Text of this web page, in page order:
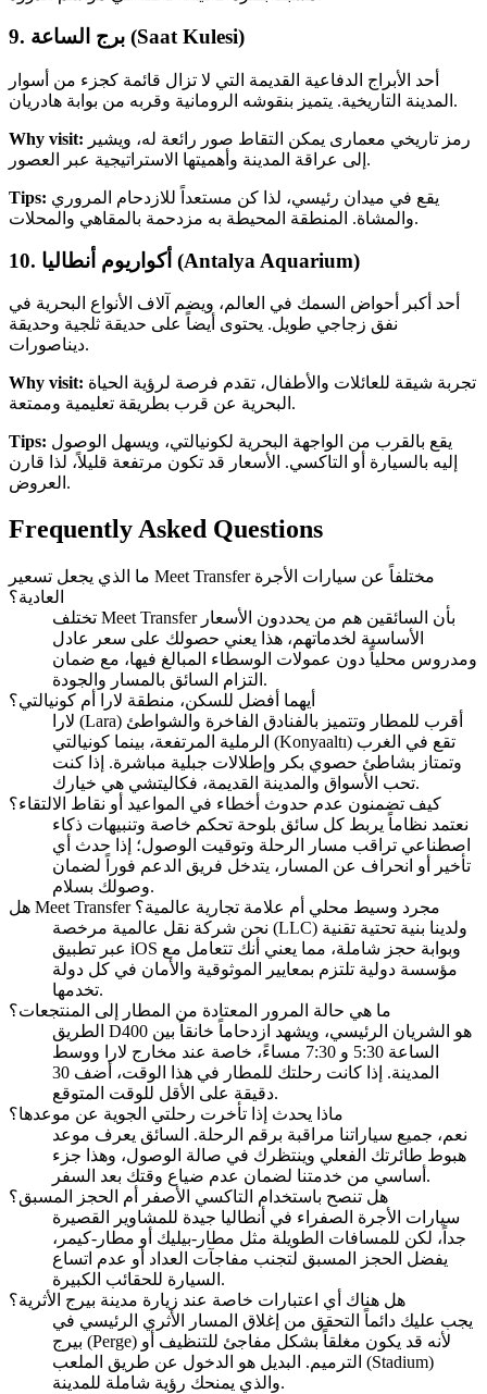
9. برج الساعة (Saat Kulesi)
أحد الأبراج الدفاعية القديمة التي لا تزال قائمة كجزء من أسوار
المدينة التاريخية. يتميز بنقوشه الرومانية وقربه من بوابة هادريان.
Why visit:
إلى عراقة المدينة وأهميتها الاستراتيجية عبر العصور.
Tips:
والمشاة. المنطقة المحيطة به مزدحمة بالمقاهي والمحلات.
10. أكواريوم أنطاليا (Antalya Aquarium)
أحد أكبر أحواض السمك في العالم، ويضم آلاف الأنواع البحرية في
نفق زجاجي طويل. يحتوى أيضاً على حديقة ثلجية وحديقة
ديناصورات.
Why visit:
البحرية عن قرب بطريقة تعليمية وممتعة.
Tips:
إليه بالسيارة أو التاكسي. الأسعار قد تكون مرتفعة قليلاً، لذا قارن
العروض.
Frequently Asked Questions
ما الذي يجعل تسعير Meet Transfer مختلفاً عن سيارات الأجرة
العادية؟
تختلف Meet Transfer بأن السائقين هم من يحددون الأسعار
الأساسية لخدماتهم، هذا يعني حصولك على سعر عادل
ومدروس محلياً دون عمولات الوسطاء المبالغ فيها، مع ضمان
التزام السائق بالمسار والجودة.
أيهما أفضل للسكن، منطقة لارا أم كونيالتي؟
لارا (Lara) أقرب للمطار وتتميز بالفنادق الفاخرة والشواطئ
الرملية المرتفعة، بينما كونيالتي (Konyaaltı) تقع في الغرب
وتمتاز بشاطئ حصوي بكر وإطلالات جبلية مباشرة. إذا كنت
تحب الأسواق والمدينة القديمة، فكاليتشي هي خيارك.
كيف تضمنون عدم حدوث أخطاء في المواعيد أو نقاط الالتقاء؟
نعتمد نظاماً يربط كل سائق بلوحة تحكم خاصة وتنبيهات ذكاء
اصطناعي تراقب مسار الرحلة وتوقيت الوصول؛ إذا حدث أي
تأخير أو انحراف عن المسار، يتدخل فريق الدعم فوراً لضمان
وصولك بسلام.
هل Meet Transfer مجرد وسيط محلي أم علامة تجارية عالمية؟
نحن شركة نقل عالمية مرخصة (LLC) ولدينا بنية تحتية تقنية
عبر تطبيق iOS وبوابة حجز شاملة، مما يعني أنك تتعامل مع
مؤسسة دولية تلتزم بمعايير الموثوقية والأمان في كل دولة
تخدمها.
ما هي حالة المرور المعتادة من المطار إلى المنتجعات؟
الطريق D400 هو الشريان الرئيسي، ويشهد ازدحاماً خانقاً بين
الساعة 5:30 و 7:30 مساءً، خاصة عند مخارج لارا ووسط
المدينة. إذا كانت رحلتك للمطار في هذا الوقت، أضف 30
دقيقة على الأقل للوقت المتوقع.
ماذا يحدث إذا تأخرت رحلتي الجوية عن موعدها؟
نعم، جميع سياراتنا مراقبة برقم الرحلة. السائق يعرف موعد
هبوط طائرتك الفعلي وينتظرك في صالة الوصول، وهذا جزء
أساسي من خدمتنا لضمان عدم ضياع وقتك بعد السفر.
هل تنصح باستخدام التاكسي الأصفر أم الحجز المسبق؟
سيارات الأجرة الصفراء في أنطاليا جيدة للمشاوير القصيرة
جداً، لكن للمسافات الطويلة مثل مطار-بيليك أو مطار-كيمر،
يفضل الحجز المسبق لتجنب مفاجآت العداد أو عدم اتساع
السيارة للحقائب الكبيرة.
هل هناك أي اعتبارات خاصة عند زيارة مدينة بيرج الأثرية؟
يجب عليك دائماً التحقق من إغلاق المسار الأثري الرئيسي في
بيرج (Perge) لأنه قد يكون مغلقاً بشكل مفاجئ للتنظيف أو
الترميم. البديل هو الدخول عن طريق الملعب (Stadium)
والذي يمنحك رؤية شاملة للمدينة.